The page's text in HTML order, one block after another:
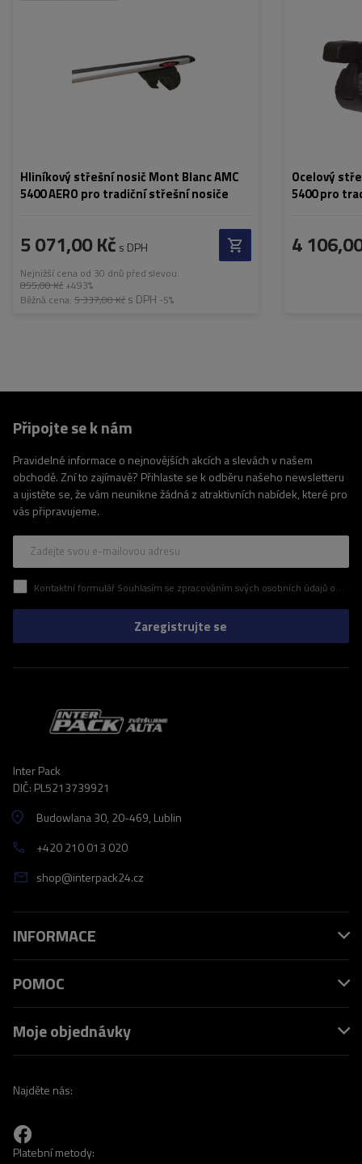
Hliníkový střešní nosič Mont Blanc AMC
5400 AERO pro tradiční střešní nosiče
5 071,00 Kč s DPH
Nejnižší cena od 30 dnů před slevou:
855,00 Kč +493%
Běžná cena: 5 337,00 Kč s DPH -5%
Ocelový
5400 pro
4
Připojte se k nám
Pravidelné informace o nejnovějších akcích a slevách v našem
obchodě. Zní to zajímavě? Přihlaste se k odběru našeho newsletteru
a ujistěte se, že vám neunikne žádná z atraktivních nabídek, které pro
vás připravujeme.
Zadejte svou e-mailovou adresu
Kontaktní formulář Souhlasím se zpracováním svých osobních údajů obsažených v kontaktním formuláři v souladu s nařízením Evropského parlamentu a Rady (EU)
Zaregistrujte se
Inter Pack
DIČ: PL5213739921
Budowlana 30, 20-469, Lublin
+420 210 013 020
shop@interpack24.cz
INFORMACE
POMOC
Moje objednávky
Najděte nás:
Platební metody: